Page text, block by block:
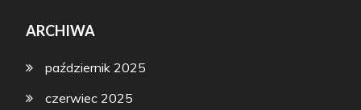
ARCHIWA
październik 2025
czerwiec 2025